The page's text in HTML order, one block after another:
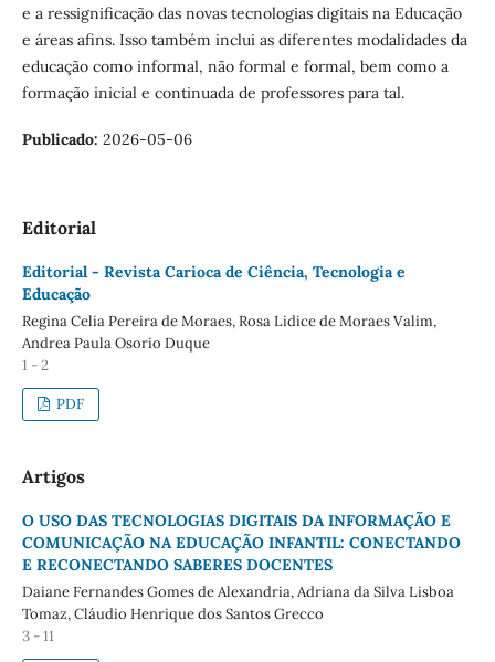
e a ressignificação das novas tecnologias digitais na Educação
e áreas afins. Isso também inclui as diferentes modalidades da
educação como informal, não formal e formal, bem como a
formação inicial e continuada de professores para tal.
Publicado: 2026-05-06
Editorial
Editorial - Revista Carioca de Ciência, Tecnologia e
Educação
Regina Celia Pereira de Moraes, Rosa Lidice de Moraes Valim,
Andrea Paula Osorio Duque
1 - 2
PDF
Artigos
O USO DAS TECNOLOGIAS DIGITAIS DA INFORMAÇÃO E
COMUNICAÇÃO NA EDUCAÇÃO INFANTIL: CONECTANDO
E RECONECTANDO SABERES DOCENTES
Daiane Fernandes Gomes de Alexandria, Adriana da Silva Lisboa
Tomaz, Cláudio Henrique dos Santos Grecco
3 - 11